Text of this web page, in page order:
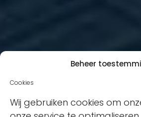
Beheer
Cookies
Wij gebruiken cookies om